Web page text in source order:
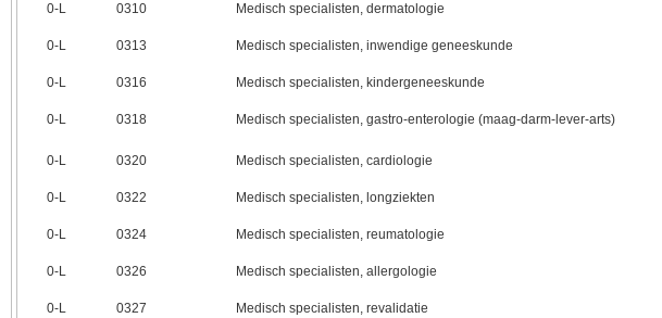
0‑L 0310 Medisch specialisten, dermatologie
0‑L 0313 Medisch specialisten, inwendige geneeskunde
0‑L 0316 Medisch specialisten, kindergeneeskunde
0‑L 0318 Medisch specialisten, gastro-enterologie (maag-darm-lever-arts)
0‑L
0320 Medisch specialisten, cardiologie
0‑L 0322 Medisch specialisten, longziekten
0‑L 0324 Medisch specialisten, reumatologie
0‑L 0326 Medisch specialisten, allergologie
0‑L 0327 Medisch specialisten, revalidatie